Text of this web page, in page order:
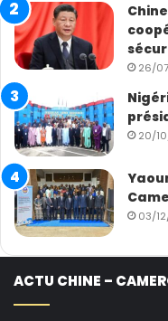
26/
20/
03/
ACTU CHINE –